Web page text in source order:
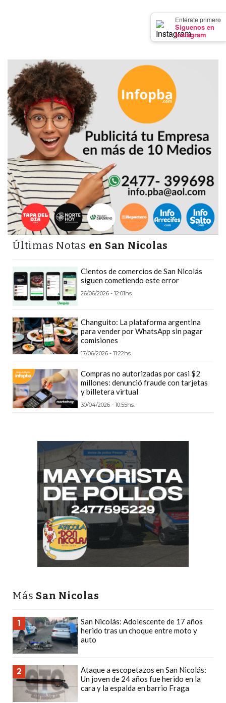
×
Entérate primero
Síguenos en
Instagram
MEJORES
PRECIOS
EN
SUPLEMENTOS
DEPORTIVOS
EN
PERGAMINO
SUPLEMENTOS
DEPORTIVOS
EN
PERGAMINO:
LOS
MEJORES
PRECIOS
WHEY
EN
PERGAMINO:
DÓNDE
EL
MEJOR
GIMNASIO
PERGAMINO
CREAR
TIENDA
SUPLEMENTOS
DEPORTIVOS
PERGAMINO:
DÓNDE
COMPRAR
PROTEÍNA,
CREATINA
CON
PROFESIONAL
QUÉ
ES
Y
CÓMO
FUNCIONA:
Últimas Notas en San Nicolas
Cientos de comercios de San Nicolás
siguen cometiendo este error
26/06/2026 - 12:01hs.
Changuito: La plataforma argentina
para vender por WhatsApp sin pagar
comisiones
17/06/2026 - 11:22hs.
Compras no autorizadas por casi $2
millones: denunció fraude con tarjetas
y billetera virtual
30/04/2026 - 10:55hs.
Más San Nicolas
1
San Nicolás: Adolescente de 17 años
herido tras un choque entre moto y
auto
2
Ataque a escopetazos en San Nicolás:
Un joven de 24 años fue herido en la
cara y la espalda en barrio Fraga